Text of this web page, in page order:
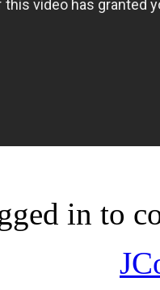
in to